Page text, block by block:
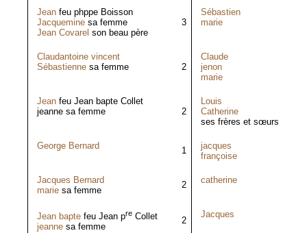
Jean feu phppe Boisson
Jacquemine sa femme
Jean Covarel son beau père
3
Sébastien
marie
Claudantoine vincent
Sébastienne sa femme 2
Claude
jenon
marie
Jean feu Jean bapte Collet
jeanne sa femme
2
Louis
Catherine
ses frères et sœurs
George Bernard 1
jacques
françoise
Jacques Bernard
marie sa femme
2 catherine
Jean bapte feu Jean pre Collet
jeanne sa femme
2
Jacques